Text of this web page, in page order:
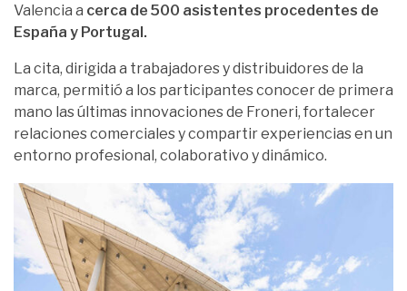
Valencia a cerca de 500 asistentes procedentes de
España y Portugal.
La cita, dirigida a trabajadores y distribuidores de la
marca, permitió a los participantes conocer de primera
mano las últimas innovaciones de Froneri, fortalecer
relaciones comerciales y compartir experiencias en un
entorno profesional, colaborativo y dinámico.